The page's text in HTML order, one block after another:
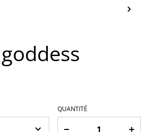
QUANTITÉ